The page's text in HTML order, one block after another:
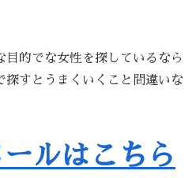
目的でな女性を探しているなら
探すとうまくいくこと間違いな
ルはこちら